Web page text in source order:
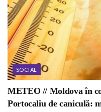
SOCIAL
METEO // Moldova în
Portocaliu de caniculă: